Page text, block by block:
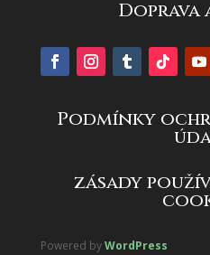
Doprava
Podmínky
zásady
Powered byWordPress